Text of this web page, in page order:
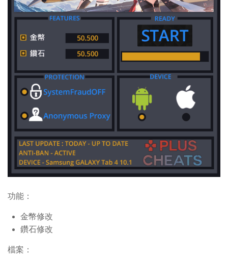
功能：
金幣修改
鑽石修改
檔案：